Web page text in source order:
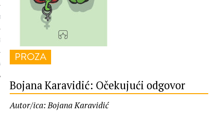
PROZA
Bojana Karavidić: Očekujući odgovor
Autor/ica: Bojana Karavidić